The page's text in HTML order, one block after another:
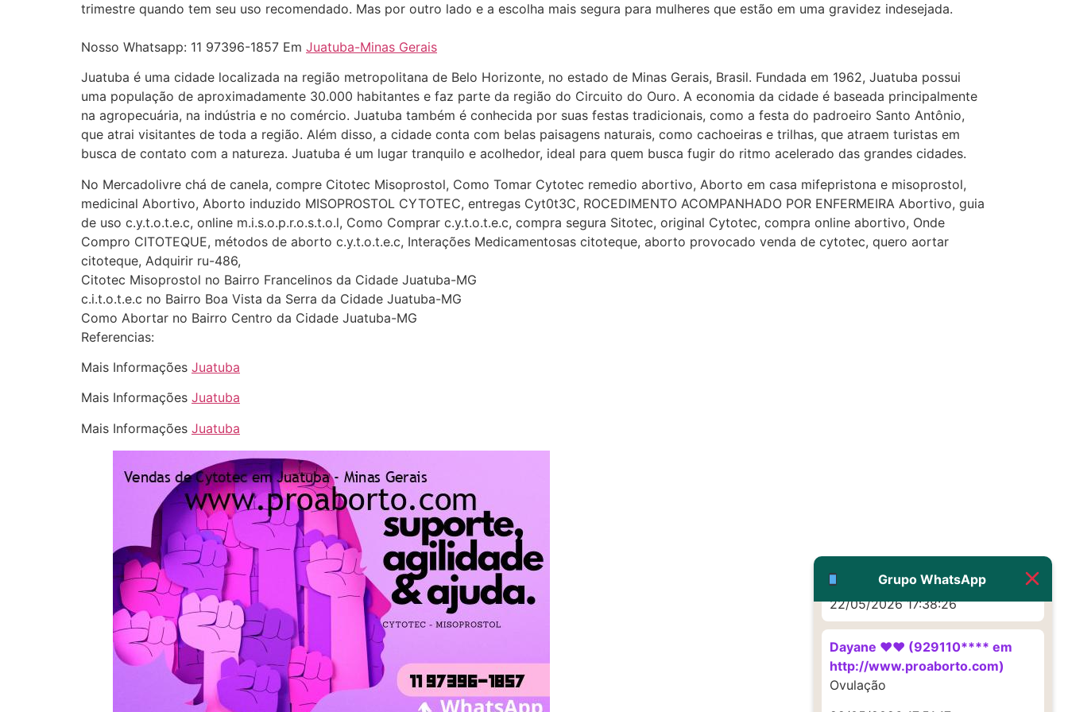
trimestre quando tem seu uso recomendado. Mas por outro lado e a escolha mais segura para mulheres que estão em uma gravidez indesejada.
Nosso Whatsapp: 11 97396-1857 Em Juatuba-Minas Gerais
Juatuba é uma cidade localizada na região metropolitana de Belo Horizonte, no estado de Minas Gerais, Brasil. Fundada em 1962, Juatuba possui
uma população de aproximadamente 30.000 habitantes e faz parte da região do Circuito do Ouro. A economia da cidade é baseada principalmente
na agropecuária, na indústria e no comércio. Juatuba também é conhecida por suas festas tradicionais, como a festa do padroeiro Santo Antônio,
que atrai visitantes de toda a região. Além disso, a cidade conta com belas paisagens naturais, como cachoeiras e trilhas, que atraem turistas em
busca de contato com a natureza. Juatuba é um lugar tranquilo e acolhedor, ideal para quem busca fugir do ritmo acelerado das grandes cidades.
No Mercadolivre chá de canela, compre Citotec Misoprostol, Como Tomar Cytotec remedio abortivo, Aborto em casa mifepristona e misoprostol,
medicinal Abortivo, Aborto induzido MISOPROSTOL CYTOTEC, entregas Cyt0t3C, ROCEDIMENTO ACOMPANHADO POR ENFERMEIRA Abortivo, guia
de uso c.y.t.o.t.e.c, online m.i.s.o.p.r.o.s.t.o.l, Como Comprar c.y.t.o.t.e.c, compra segura Sitotec, original Cytotec, compra online abortivo, Onde
Compro CITOTEQUE, métodos de aborto c.y.t.o.t.e.c, Interações Medicamentosas citoteque, aborto provocado venda de cytotec, quero aortar
citoteque, Adquirir ru-486,
Citotec Misoprostol no Bairro Francelinos da Cidade Juatuba-MG
c.i.t.o.t.e.c no Bairro Boa Vista da Serra da Cidade Juatuba-MG
Como Abortar no Bairro Centro da Cidade Juatuba-MG
Referencias:
Mais Informações Juatuba
Mais Informações Juatuba
Mais Informações Juatuba
Grupo WhatsApp
http://www.proaborto.com)
depois que para de menstruar
começa a sair um líquido
transparente, se é normal ?
22/05/2026 17:10:05
(879121**** em
http://www.proaborto.com)
Deve ser normal
22/05/2026 17:19:15
http://www.proaborto.com)
Muito obrigadaaaaa
22/05/2026 17:38:26
Dayane ♥️♥️ (929110**** em
http://www.proaborto.com)
Ovulação